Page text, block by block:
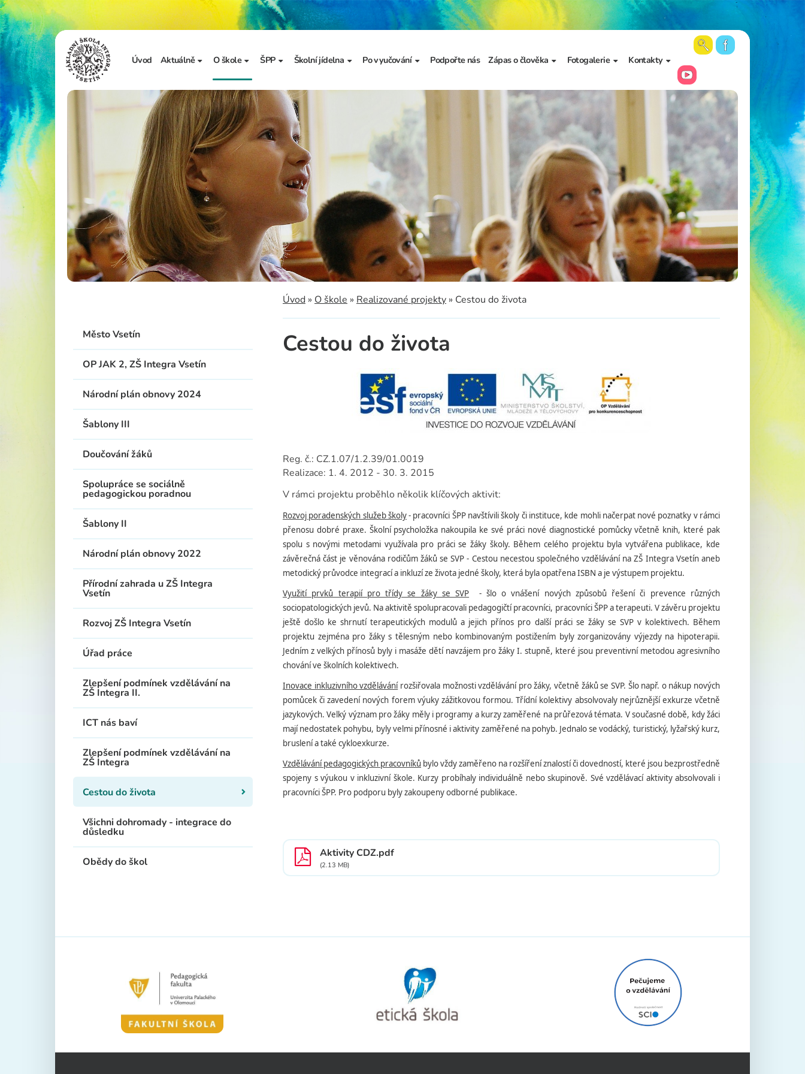
Úvod Aktuálně
Sdělení školy
Ze života školy
O škole
Základní informace
Úřední deska
Vzdělávání a výchova
Zápis do 1. třídy
Školní dokumenty
Realizované projekty
Adopce na dálku
Školská rada
ŠPP
Základní informace
Dokumenty školního
metodika prevence
Školní jídelna
Jídelníček
Po vyučování
Školní družina
Školní klub
Kroužky
Bellhop čipový systém
Podpořte nás Zápas o člověka
Prezentace školy a
výzkumu
Fotogalerie
Aktuální fotky
Archiv fotogalerií
Kontakty
Vedení školy
Kancelář školy
Zájmové vzdělávání
Školní poradenské
pracoviště
Učitelé
Asistenti pedagoga
Napište nám
Úvod » O škole » Realizované projekty » Cestou do života
Cestou do života
Reg. č.: CZ.1.07/1.2.39/01.0019
Realizace: 1. 4. 2012 - 30. 3. 2015
V rámci projektu proběhlo několik klíčových aktivit:
Rozvoj poradenských služeb školy- pracovníci ŠPP navštívili školy či instituce, kde mohli načerpat nové poznatky v rámci
přenosu dobré praxe. Školní psycholožka nakoupila ke své práci nové diagnostické pomůcky včetně knih, které pak
spolu s novými metodami využívala pro práci se žáky školy. Během celého projektu byla vytvářena publikace, kde
závěrečná část je věnována rodičům žáků se SVP - Cestou necestou společného vzdělávání na ZŠ Integra Vsetín aneb
metodický průvodce integrací a inkluzí ze života jedné školy, která byla opatřena ISBN a je výstupem projektu.
Využití prvků terapií pro třídy se žáky se SVP - šlo o vnášení nových způsobů řešení či prevence různých
sociopatologických jevů. Na aktivitě spolupracovali pedagogičtí pracovníci, pracovníci ŠPP a terapeuti. V závěru projektu
ještě došlo ke shrnutí terapeutických modulů a jejich přínos pro další práci se žáky se SVP v kolektivech. Během
projektu zejména pro žáky s tělesným nebo kombinovaným postižením byly zorganizovány výjezdy na hipoterapii.
Jedním z velkých přínosů byly i masáže dětí navzájem pro žáky I. stupně, které jsou preventivní metodou agresivního
chování ve školních kolektivech.
Inovace inkluzivního vzdělávání rozšiřovala možnosti vzdělávání pro žáky, včetně žáků se SVP. Šlo např. o nákup nových
pomůcek či zavedení nových forem výuky zážitkovou formou. Třídní kolektivy absolvovaly nejrůznější exkurze včetně
jazykových. Velký význam pro žáky měly i programy a kurzy zaměřené na průřezová témata. V současné době, kdy žáci
mají nedostatek pohybu, byly velmi přínosné i aktivity zaměřené na pohyb. Jednalo se vodácký, turistický, lyžařský kurz,
bruslení a také cykloexkurze.
Vzdělávání pedagogických pracovníků bylo vždy zaměřeno na rozšíření znalostí či dovedností, které jsou bezprostředně
spojeny s výukou v inkluzivní škole. Kurzy probíhaly individuálně nebo skupinově. Své vzdělávací aktivity absolvovali i
pracovníci ŠPP. Pro podporu byly zakoupeny odborné publikace.
Aktivity CDZ.pdf
(2.13 MB)
Město Vsetín
OP JAK 2, ZŠ Integra Vsetín
Národní plán obnovy 2024
Šablony III
Doučování žáků
Spolupráce se sociálně
pedagogickou poradnou
Šablony II
Národní plán obnovy 2022
Přírodní zahrada u ZŠ Integra
Vsetín
Rozvoj ZŠ Integra Vsetín
Úřad práce
Zlepšení podmínek vzdělávání na
ZŠ Integra II.
ICT nás baví
Zlepšení podmínek vzdělávání na
ZŠ Integra
Cestou do života
Všichni dohromady - integrace do
důsledku
Obědy do škol